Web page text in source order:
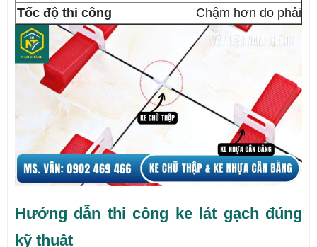
Tốc độ thi công
Chậm hơn do phải
Hướng dẫn thi công ke lát gạch đúng
kỹ thuật